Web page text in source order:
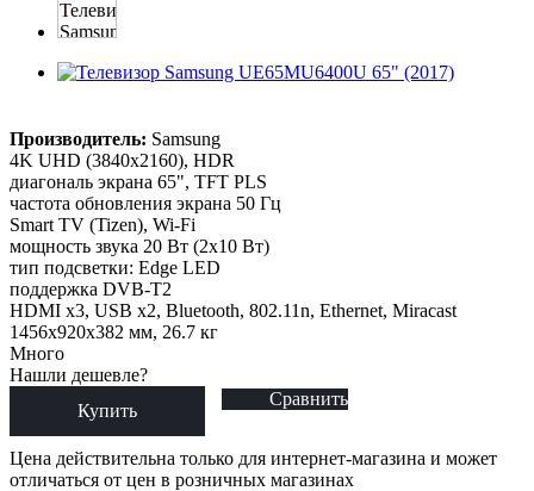
Производитель: Samsung
4K UHD (3840x2160), HDR
диагональ экрана 65", TFT PLS
частота обновления экрана 50 Гц
Smart TV (Tizen), Wi-Fi
мощность звука 20 Вт (2x10 Вт)
тип подсветки: Edge LED
поддержка DVB-T2
HDMI x3, USB x2, Bluetooth, 802.11n, Ethernet, Miracast
1456x920x382 мм, 26.7 кг
Много
Нашли дешевле?
Купить
Сравнить
Цена действительна только для интернет-магазина и может
отличаться от цен в розничных магазинах